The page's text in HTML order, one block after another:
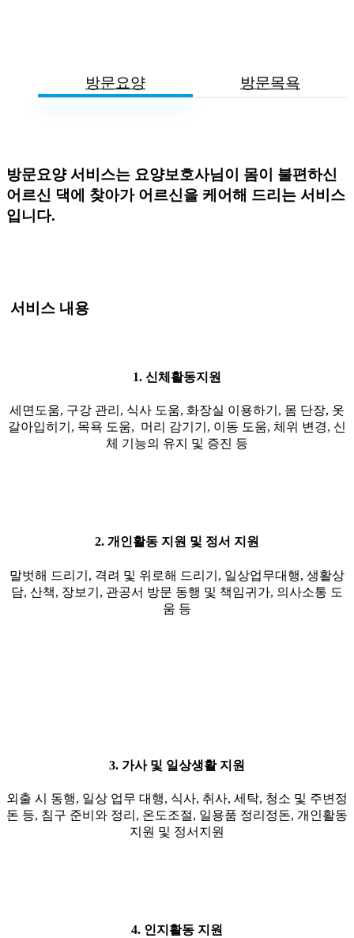
방문요양 방문목욕
방문요양 서비스는 요양보호사님이 몸이 불편하신
어르신 댁에 찾아가 어르신을 케어해 드리는 서비스
입니다.
서비스 내용
1. 신체활동지원
세면도움, 구강 관리, 식사 도움, 화장실 이용하기, 몸 단장, 옷
갈아입히기, 목욕 도움, 머리 감기기, 이동 도움, 체위 변경, 신
체 기능의 유지 및 증진 등
2. 개인활동 지원 및 정서 지원
말벗해 드리기, 격려 및 위로해 드리기, 일상업무대행, 생활상
담, 산책, 장보기, 관공서 방문 동행 및 책임귀가, 의사소통 도
움 등
3. 가사 및 일상생활 지원
외출 시 동행, 일상 업무 대행, 식사, 취사, 세탁, 청소 및 주변정
돈 등, 침구 준비와 정리, 온도조절, 일용품 정리정돈, 개인활동
지원 및 정서지원
4. 인지활동 지원